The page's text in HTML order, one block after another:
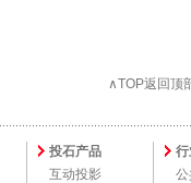
∧TOP返回顶
投石产品
互动投影